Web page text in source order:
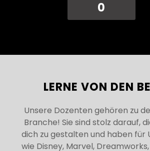
0
LERNE VON DEN
Unsere Dozenten gehören zu
Branche! Sie sind stolz darauf,
dich zu gestalten und haben für
wie Disney, Marvel,